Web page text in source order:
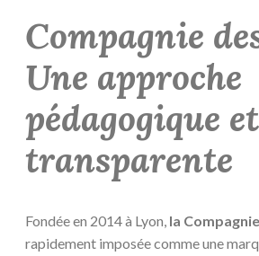
Compagnie
Une approche
pédagogique et
transparente
Fondée en 2014 à Lyon, la
rapidement imposée comme une